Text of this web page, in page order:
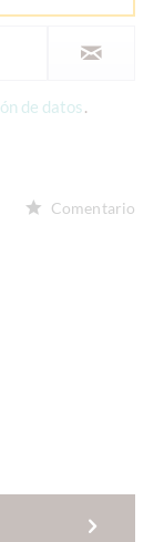
de datos.
Comentario